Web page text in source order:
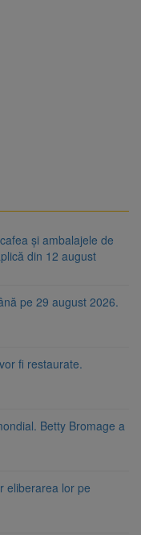
și ambalajele de
din 12 august
pe 29 august 2026.
fi restaurate.
Betty Bromage a
eliberarea lor pe